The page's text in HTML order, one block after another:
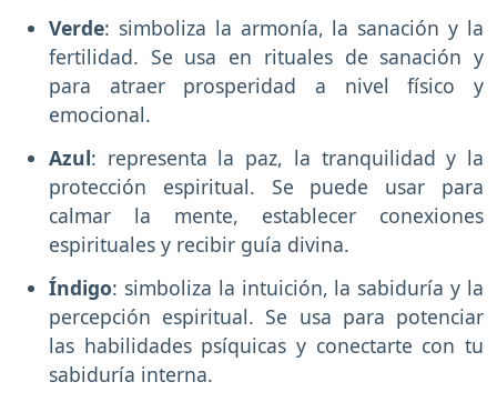
Verde: simboliza la armonía, la sanación y la
fertilidad. Se usa en rituales de sanación y
para atraer prosperidad a nivel físico y
emocional.
Azul: representa la paz, la tranquilidad y la
protección espiritual. Se puede usar para
calmar la mente, establecer conexiones
espirituales y recibir guía divina.
Índigo: simboliza la intuición, la sabiduría y la
percepción espiritual. Se usa para potenciar
las habilidades psíquicas y conectarte con tu
sabiduría interna.